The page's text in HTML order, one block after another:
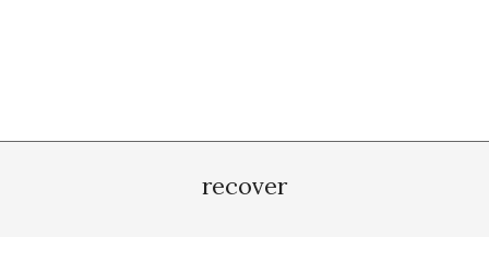
recover